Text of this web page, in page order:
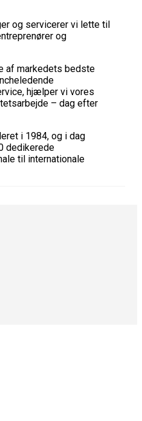
og servicerer vi lette til
og
af markedets bedste
hjælper vi vores
– dag efter
i 1984, og i dag
dedikerede
til internationale